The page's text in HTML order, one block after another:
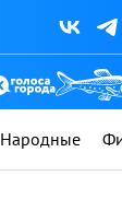
Народные